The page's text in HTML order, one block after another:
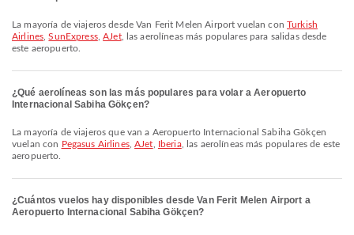
La mayoría de viajeros desde Van Ferit Melen Airport vuelan con Turkish
Airlines ,SunExpress,AJet, las aerolíneas más populares para salidas desde
este aeropuerto.
¿Qué aerolíneas son las más populares para volar a Aeropuerto
Internacional Sabiha Gökçen?
La mayoría de viajeros que van a Aeropuerto Internacional Sabiha Gökçen
vuelan con Pegasus Airlines,AJet Iberia, las aerolíneas más populares de este
aeropuerto.
¿Cuántos vuelos hay disponibles desde Van Ferit Melen Airport a
Aeropuerto Internacional Sabiha Gökçen?